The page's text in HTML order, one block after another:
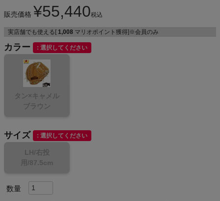
レディースカジュアルウェア
メンズスポーツウェア
スポーツシューズ
販売価格 ¥55,440税込
実店舗でも使える[ 1,008 マリオポイント獲得]※会員のみ
カラー 選択してください
タン×キャメル
ブラウン
サイズ 選択してください
LH/右投
用/87.5cm